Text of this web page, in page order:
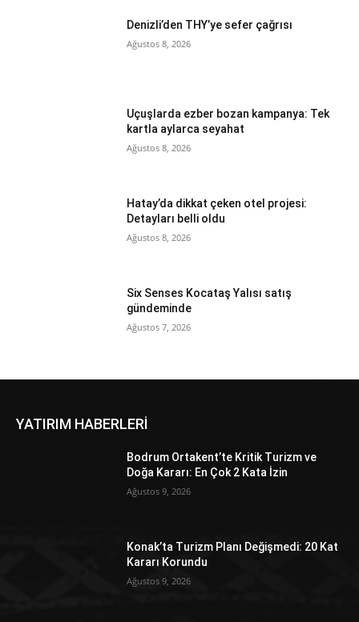
Denizli’den THY’ye sefer çağrısı
Ağustos 8, 2026
Uçuşlarda ezber bozan kampanya: Tek
kartla aylarca seyahat
Ağustos 8, 2026
Hatay’da dikkat çeken otel projesi:
Detayları belli oldu
Ağustos 8, 2026
Six Senses Kocataş Yalısı satış
gündeminde
Ağustos 7, 2026
YATIRIM HABERLERİ
Bodrum Ortakent’te Kritik Turizm ve
Doğa Kararı: En Çok 2 Kata İzin
Ağustos 9, 2026
Konak’ta Turizm Planı Değişmedi: 20 Kat
Kararı Korundu
Ağustos 9, 2026